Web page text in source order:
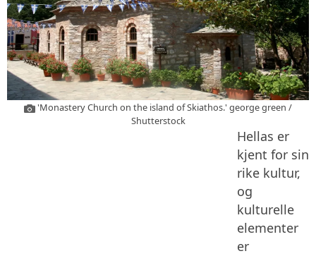
'Monastery Church on the island of Skiathos.' george green /
Shutterstock
Hellas er
kjent for sin
rike kultur,
og
kulturelle
elementer
er